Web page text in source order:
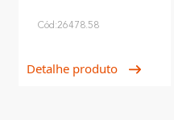
Cód:26478.58
Detalhe produto